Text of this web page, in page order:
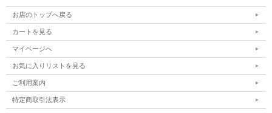
お店のトップへ戻る
カートを見る
マイページへ
お気に入りリストを見る
ご利用案内
特定商取引法表示